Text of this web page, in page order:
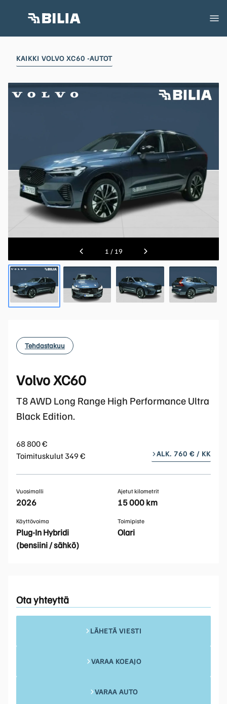
KAIKKI VOLVO XC60 -AUTOT
1 / 19
Tehdastakuu
Volvo XC60
T8 AWD Long Range High Performance Ultra
Black Edition.
68 800 €
Toimituskulut 349 €
ALK. 760 € / KK
Vuosimalli
2026
Ajetut kilometrit
15 000 km
Käyttövoima
Plug-In Hybridi
(bensiini / sähkö)
Toimipiste
Olari
Ota yhteyttä
LÄHETÄ VIESTI
VARAA KOEAJO
VARAA AUTO